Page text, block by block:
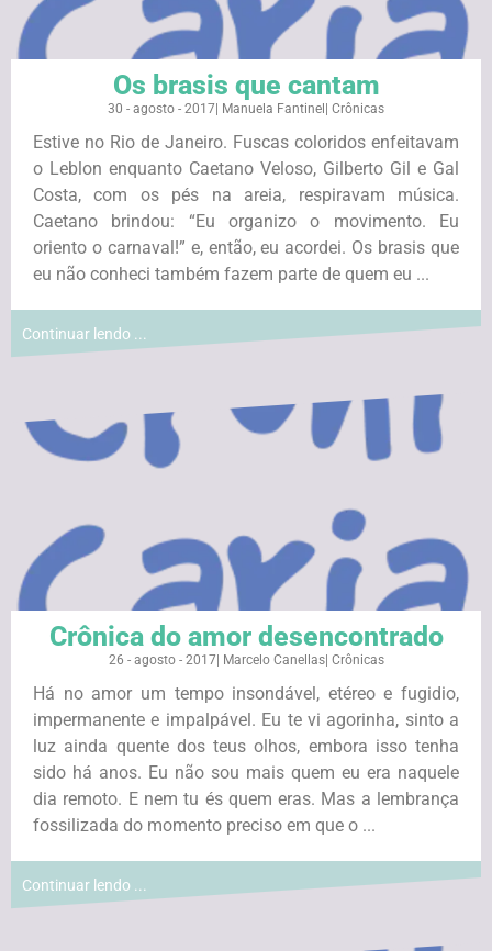
Os brasis que cantam
30 - agosto - 2017 Manuela Fantinel Crônicas
Estive no Rio de Janeiro. Fuscas coloridos enfeitavam
o Leblon enquanto Caetano Veloso, Gilberto Gil e Gal
Costa, com os pés na areia, respiravam música.
Caetano brindou: “Eu organizo o movimento. Eu
oriento o carnaval!” e, então, eu acordei. Os brasis que
eu não conheci também fazem parte de quem eu ...
Continuar lendo ...
Crônica do amor desencontrado
26 - agosto - 2017| Marcelo Canellas| Crônicas
Há no amor um tempo insondável, etéreo e fugidio,
impermanente e impalpável. Eu te vi agorinha, sinto a
luz ainda quente dos teus olhos, embora isso tenha
sido há anos. Eu não sou mais quem eu era naquele
dia remoto. E nem tu és quem eras. Mas a lembrança
fossilizada do momento preciso em que o ...
Continuar lendo ...